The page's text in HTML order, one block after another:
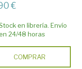
€
en librería. Envío
24/48 horas
COMPRAR